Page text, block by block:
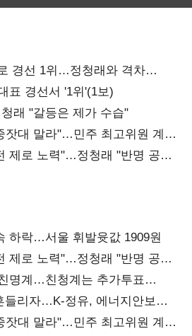
경선 1위…정청래와 격차
표 경선서 '1위'(1보)
래 "갈등은 제가 수습"
잣대 말라"…민주 최고위원 계파
제로 노력"…정청래 "반명 공세
하락…서울 휘발윳값 1909원
제로 노력"…정청래 "반명 공세
명계…친청계는 추가투표
들리자…K-정유, 에너지안보
잣대 말라"…민주 최고위원 계파